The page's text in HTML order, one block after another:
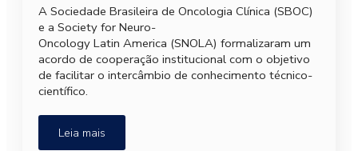
A Sociedade Brasileira de Oncologia Clínica (SBOC)
e a Society for Neuro-
Oncology Latin America (SNOLA) formalizaram um
acordo de cooperação institucional com o objetivo
de facilitar o intercâmbio de conhecimento técnico-
científico.
Leia mais